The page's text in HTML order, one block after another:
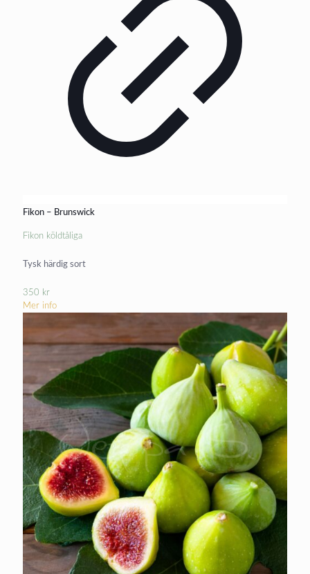
Fikon – Brunswick
Fikon köldtåliga
Tysk härdig sort
350 kr
Mer info